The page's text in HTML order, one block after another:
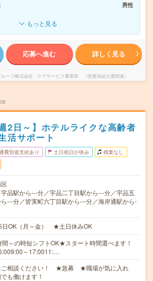
男性
もっと見る
応募へ進む 詳しく見る
ループ株式会社 ケアサービス事業部 （医療福祉介護関連）
2日～】ホテルライクな高齢者
活サポート
費別途支給あり 土日祝日が休み 残業なし
品駅から---分／宇品二丁目駅から---分／宇品五
---分／皆実町六丁目駅から---分／海岸通駅から-
日OK（月～金） ★土日休みOK
～の時短シフトOK★スタート時間選べます！
～17:0011:…
ご相談ください！ ★急募 ★職場が気に入れ
も働けます！